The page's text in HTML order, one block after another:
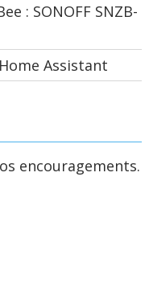
: SONOFF SNZB-
Assistant
encouragements.